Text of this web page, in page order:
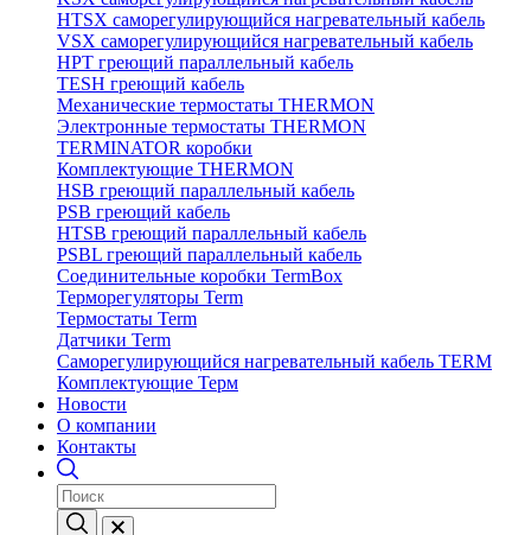
HTSX саморегулирующийся нагревательный кабель
VSX саморегулирующийся нагревательный кабель
НРТ греющий параллельный кабель
TESH греющий кабель
Механические термостаты THERMON
Электронные термостаты THERMON
TERMINATOR коробки
Комплектующие THERMON
HSB греющий параллельный кабель
PSB греющий кабель
HTSB греющий параллельный кабель
PSBL греющий параллельный кабель
Соединительные коробки TermBox
Терморегуляторы Term
Термостаты Term
Датчики Term
Саморегулирующийся нагревательный кабель TERM
Комплектующие Терм
Новости
О компании
Контакты